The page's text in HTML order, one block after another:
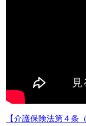
【介護保険法第４条